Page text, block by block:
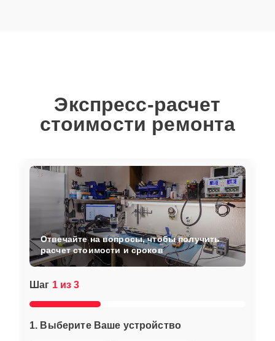
Экспресс-расчет
стоимости ремонта
Шаг 1 из 3
1. Выберите Ваше устройство
Отвечайте на вопросы, чтобы получить
расчет стоимости и сроков